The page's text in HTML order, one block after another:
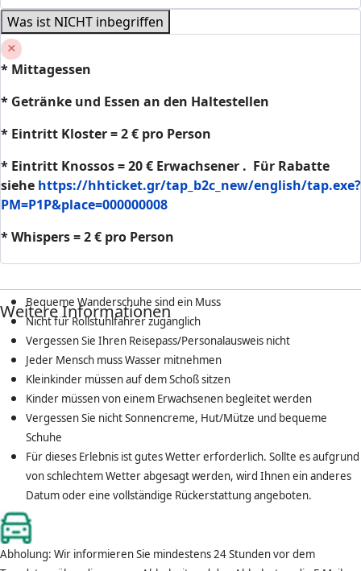
Was ist NICHT inbegriffen
* Mittagessen
* Getränke und Essen an den Haltestellen
* Eintritt Kloster = 2 € pro Person
* Eintritt Knossos = 20 € Erwachsener . Für Rabatte
siehe https://hhticket.gr/tap_b2c_new/english/tap.exe?
PM=P1P&place=000000008
* Whispers = 2 € pro Person
Weitere Informationen
Bequeme Wanderschuhe sind ein Muss
Nicht für Rollstuhlfahrer zugänglich
Vergessen Sie Ihren Reisepass/Personalausweis nicht
Jeder Mensch muss Wasser mitnehmen
Kleinkinder müssen auf dem Schoß sitzen
Kinder müssen von einem Erwachsenen begleitet werden
Vergessen Sie nicht Sonnencreme, Hut/Mütze und bequeme
Schuhe
Für dieses Erlebnis ist gutes Wetter erforderlich. Sollte es aufgrund
von schlechtem Wetter abgesagt werden, wird Ihnen ein anderes
Datum oder eine vollständige Rückerstattung angeboten.
Abholung: Wir informieren Sie mindestens 24 Stunden vor dem